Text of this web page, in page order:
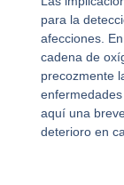
para la
afecciones.
cadena de
precozmente
aquí una
deterioro en